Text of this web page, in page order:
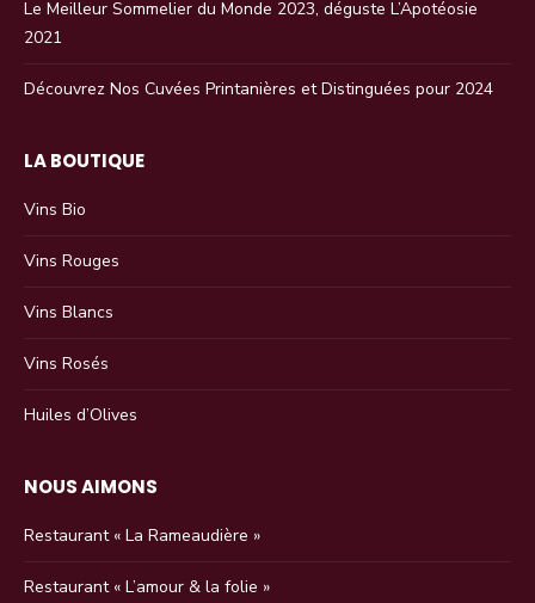
Le Meilleur Sommelier du Monde 2023, déguste L’Apotéosie
2021
Découvrez Nos Cuvées Printanières et Distinguées pour 2024
LA BOUTIQUE
Vins Bio
Vins Rouges
Vins Blancs
Vins Rosés
Huiles d’Olives
NOUS AIMONS
Restaurant « La Rameaudière »
Restaurant « L’amour & la folie »